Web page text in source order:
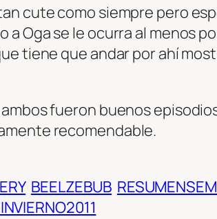
cute como siempre pero
a Oga se le ocurra al menos
tiene que andar por ahí
fueron buenos
recomendable.
BEELZEBUB